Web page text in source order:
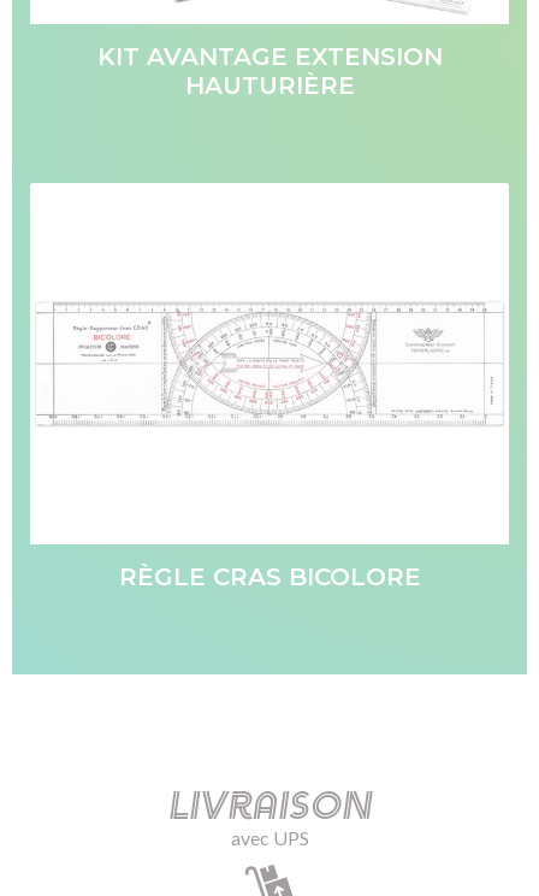
KIT AVANTAGE EXTENSION
HAUTURIÈRE
RÈGLE CRAS BICOLORE
Livraison
avec UPS